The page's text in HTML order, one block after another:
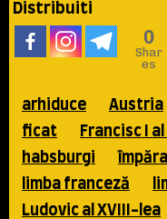
Distribuiti
0
Shar
es
arhiduce Austria
ficat
Francisc I
habsburgi
limba franceză
Ludovic al XVIII-lea